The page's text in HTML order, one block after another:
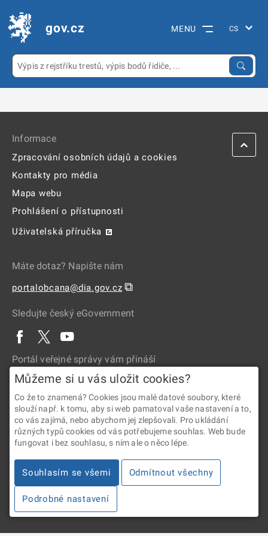
gov.cz MENU
Informace
Zpracování osobních údajů a cookies
Kontakty pro média
Mapa webu
Prohlášení o přístupnosti
Uživatelská příručka
Máte dotaz? Napište nám
portalobcana@dia.gov.cz ⧉
Sledujte český eGovernment
Portál veřejné správy vám přináší
2026 © Digitální a informační agentura • Informace jsou poskytovány
v souladu se zákonem č. 106/1999 Sb., o svobodném přístupu
Verze 4.2.288
Můžeme si u vás uložit cookies?
Co že to znamená? Cookies jsou malé datové soubory, které
slouží např. k tomu, aby si web pamatoval vaše nastavení a to,
co vás zajímá, nebo abychom jej zlepšovali. Pro ukládání
různých typů cookies od vás potřebujeme souhlas. Web bude
fungovat i bez souhlasu, s ním ale o něco lépe.
Souhlasím se všemi Odmítnout všechny
Podrobné nastavení